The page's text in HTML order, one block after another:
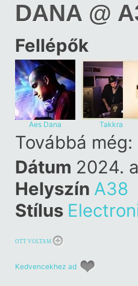
DANA @
Fellépők
Aes Dana Takkra
Továbbá még:
Dátum 2024.
Helyszín A38
Stílus
OTT VOLTAM
Kedvencekhez ad